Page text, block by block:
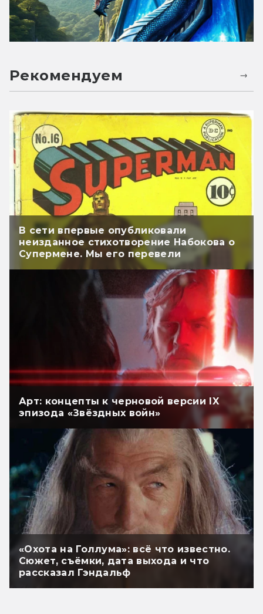
Рекомендуем
В сети впервые опубликовали
неизданное стихотворение Набокова о
Супермене. Мы его перевели
Арт: концепты к черновой версии IX
эпизода «Звёздных войн»
«Охота на Голлума»: всё что известно.
Сюжет, съёмки, дата выхода и что
рассказал Гэндальф